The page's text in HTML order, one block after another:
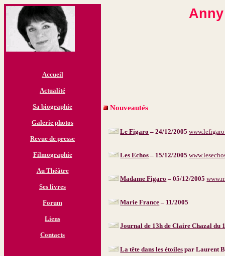
Accueil
Actualité
Sa biographie
Galerie photos
Revue de presse
Filmographie
Au Théâtre
Ses livres
Forum
Liens
Contacts
Nouveautés
Le Figaro – 24/12/2005
Les Echos – 15/12/2005
Madame Figaro – 05/12/2005
Marie France – 11/2005
Journal de 13h de Claire Chazal du
La tête dans les étoiles par Laurent